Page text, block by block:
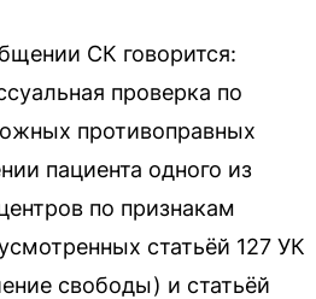
СК говорится:
проверка по
противоправных
пациента одного из
по признакам
статьёй 127 УК
свободы) и статьёй